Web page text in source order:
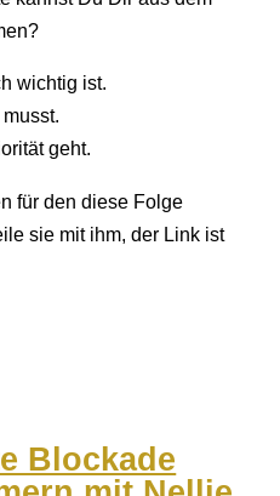
wichtig ist.
geht.
für den diese Folge
sie mit ihm, der Link ist
Blockade